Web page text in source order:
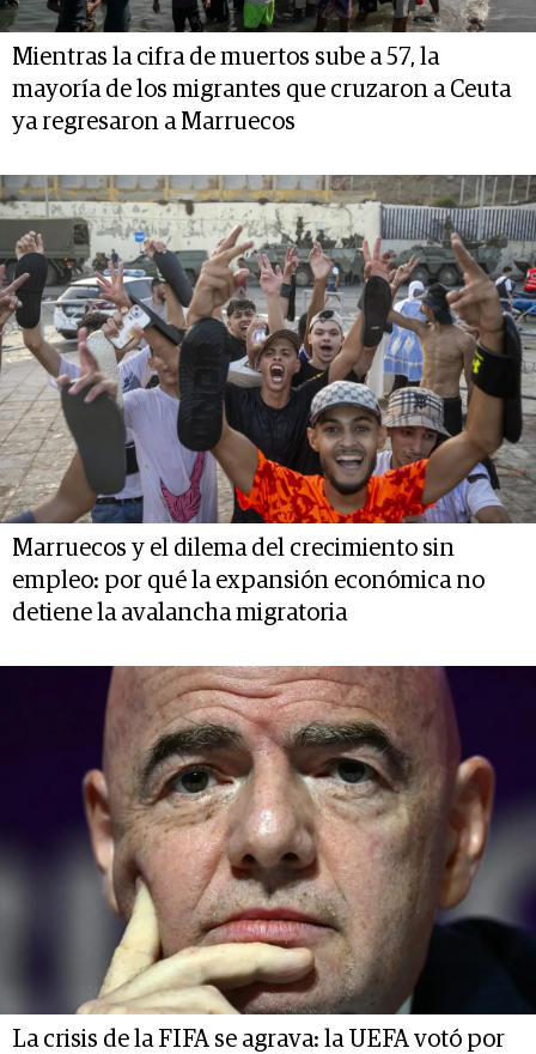
Mientras la cifra de muertos sube a 57, la
mayoría de los migrantes que cruzaron a Ceuta
ya regresaron a Marruecos
Marruecos y el dilema del crecimiento sin
empleo: por qué la expansión económica no
detiene la avalancha migratoria
La crisis de la FIFA se agrava: la UEFA votó por